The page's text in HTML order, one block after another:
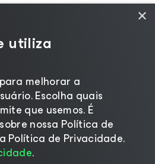
|Aviso de Privacidade
|Jurídico
×
utiliza
melhorar a
Escolha quais
que usemos. É
nossa Política de
Política de Privacidade.
.